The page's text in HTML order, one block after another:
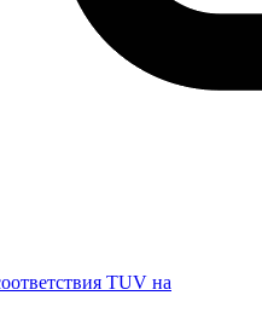
TUV на